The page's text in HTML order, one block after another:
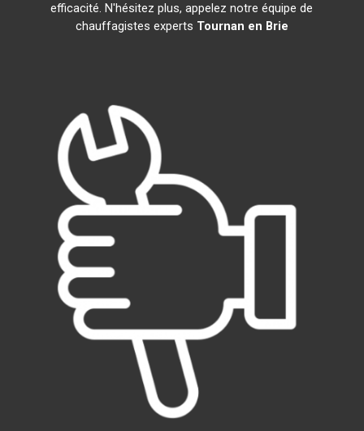
efficacité. N'hésitez plus, appelez notre équipe de
chauffagistes experts Tournan en Brie